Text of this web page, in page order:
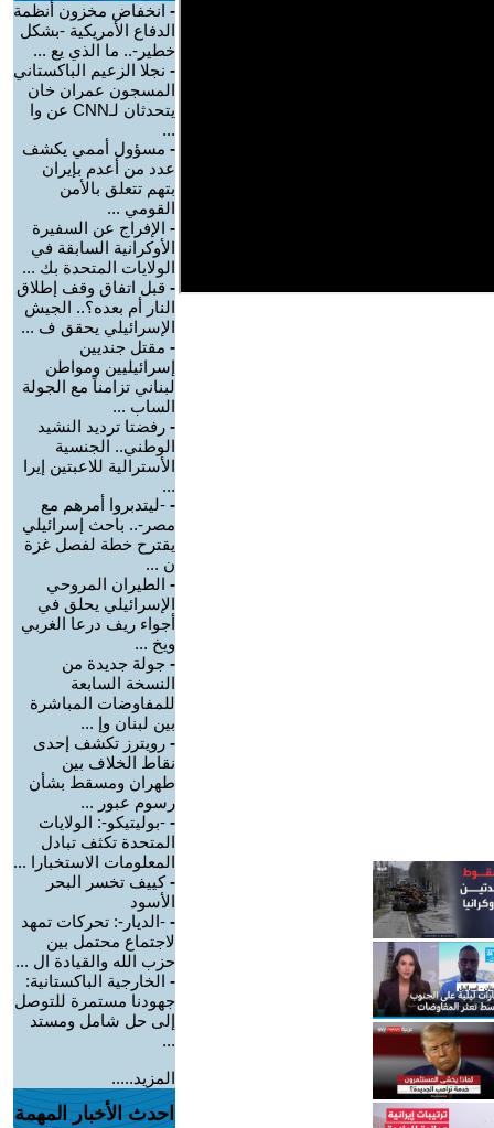
- انخفاض مخزون أنظمة
الدفاع الأمريكية -بشكل
خطير-.. ما الذي يع ...
- نجلا الزعيم الباكستاني
المسجون عمران خان
يتحدثان لـCNN عن وا
...
- مسؤول أممي يكشف
عدد من أعدم بإيران
بتهم تتعلق بالأمن
القومي ...
- الإفراج عن السفيرة
الأوكرانية السابقة في
الولايات المتحدة بك ...
- قبل اتفاق وقف إطلاق
النار أم بعده؟.. الجيش
الإسرائيلي يحقق ف ...
- مقتل جنديين
إسرائيليين ومواطن
لبناني تزامناً مع الجولة
الساب ...
- رفضتا ترديد النشيد
الوطني.. الجنسية
الأسترالية للاعبتين إيرا
...
- -ليتدبروا أمرهم مع
مصر-.. باحث إسرائيلي
يقترح خطة لفصل غزة
ن ...
- الطيران المروحي
الإسرائيلي يحلق في
أجواء ريف درعا الغربي
ويخ ...
- جولة جديدة من
النسخة السابعة
للمفاوضات المباشرة
بين لبنان وإ ...
- رويترز تكشف إحدى
نقاط الخلاف بين
طهران ومسقط بشأن
رسوم عبور ...
- -بوليتيكو-: الولايات
المتحدة تكثف تبادل
المعلومات الاستخبارا ...
-كييف تخسر البحر
الأسود
- -الديار-: تحركات تمهد
لاجتماع محتمل بين
حزب الله والقيادة ال ...
- الخارجية الباكستانية:
جهودنا مستمرة للتوصل
إلى حل شامل ومستد
...
المزيد.....
احدث الأخبار المهمة